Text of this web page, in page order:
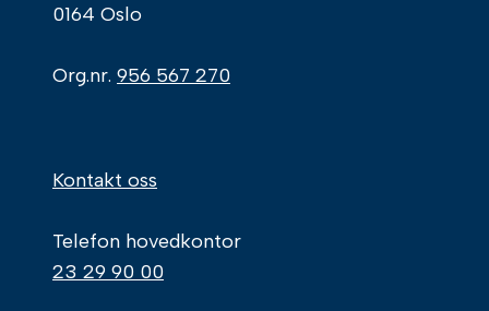
0164 Oslo
Org.nr. 956 567 270
Kontakt oss
Telefon hovedkontor
23 29 90 00